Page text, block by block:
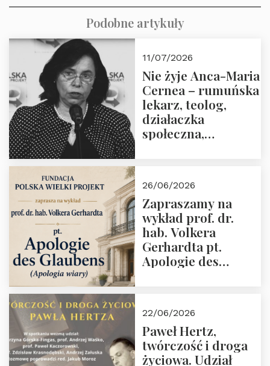
Podobne artykuły
11/07/2026
Nie żyje Anca-Maria
Cernea – rumuńska
lekarz, teolog,
działaczka
społeczna,
przez Fundację
Polska Wielki
Projekt
26/06/2026
Zapraszamy na
wykład prof. dr.
hab. Volkera
Gerhardta pt.
Apologie des
02.07.2026 r. godz.
18:00.
22/06/2026
Paweł Hertz,
twórczość i droga
życiowa. Udział